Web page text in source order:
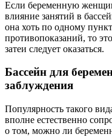
Если беременную
влияние занятий в
она хоть по одному
противопоказаний, то
затеи следует оказаться.
Бассейн для
заблуждения
Популярность такого
вполне естественно
о том, можно ли